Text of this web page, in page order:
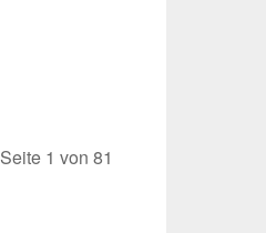
Seite 1 von 81